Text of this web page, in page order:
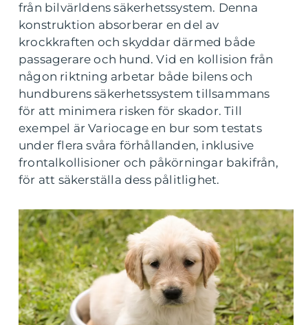
från bilvärldens säkerhetssystem. Denna
konstruktion absorberar en del av
krockkraften och skyddar därmed både
passagerare och hund. Vid en kollision från
någon riktning arbetar både bilens och
hundburens säkerhetssystem tillsammans
för att minimera risken för skador. Till
exempel är Variocage en bur som testats
under flera svåra förhållanden, inklusive
frontalkollisioner och påkörningar bakifrån,
för att säkerställa dess pålitlighet.